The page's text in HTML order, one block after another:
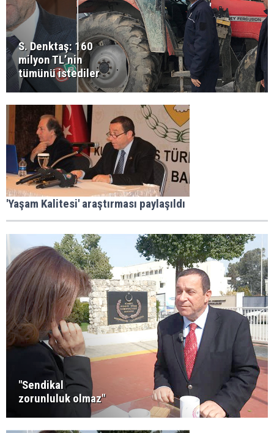
S. Denktaş: 160
milyon TL’nin
tümünü istediler
'Yaşam Kalitesi' araştırması paylaşıldı
"Sendikal
zorunluluk olmaz"